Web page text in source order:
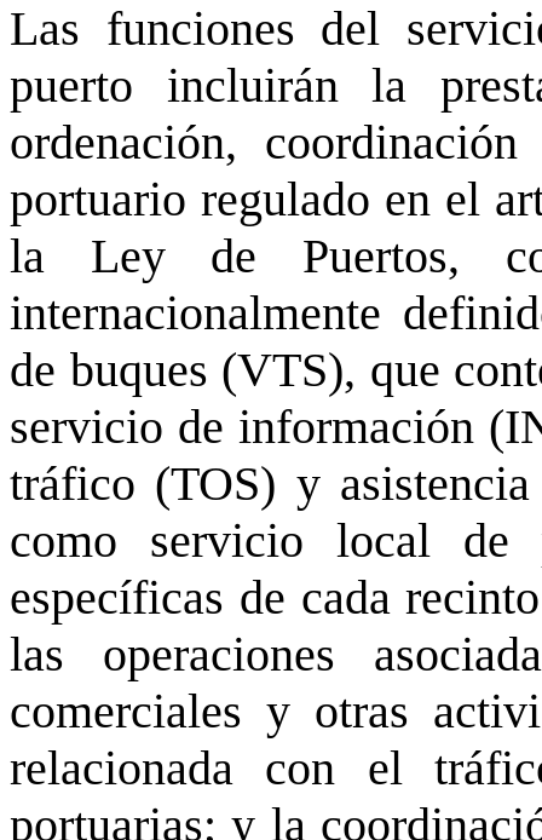
Las funciones del
puerto incluirán la
ordenación,
portuario regulado en el
la Ley de Puertos,
internacionalmente
de buques (VTS), que
servicio de información
tráfico (TOS) y
como servicio local de
específicas de cada
las operaciones
comerciales y otras
relacionada con el
portuarias; y la